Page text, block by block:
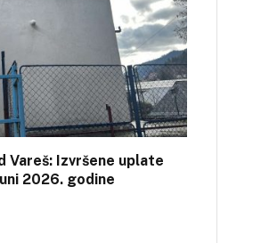
Vareš: Izvršene uplate
2026. godine